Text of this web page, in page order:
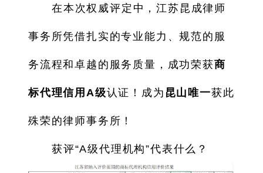
在本次权威评定中，江苏昆成律师
事务所凭借扎实的专业能力、规范的服
务流程和卓越的服务质量，成功荣获商
标代理信用A级认证！成为 昆山唯一获此
殊荣的律师事务所！
获评“A级代理机构”代表什么？